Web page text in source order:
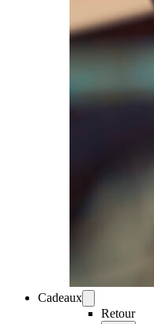
Cadeaux
Retour